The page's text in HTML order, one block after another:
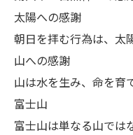
太陽への感謝
朝日を拝む行為は、太
山への感謝
山は水を生み、命を育
富士山
富士山は単なる山では